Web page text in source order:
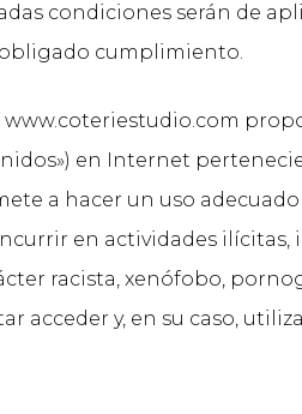
condiciones serán de
cumplimiento.
www.coteriestudio.com
en Internet
a hacer un uso
en actividades
racista, xenófobo,
acceder y, en su caso,